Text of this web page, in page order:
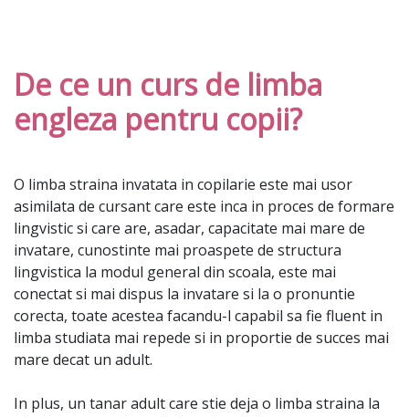
De ce un curs de limba
engleza pentru copii?
O limba straina invatata in copilarie este mai usor
asimilata de cursant care este inca in proces de formare
lingvistic si care are, asadar, capacitate mai mare de
invatare, cunostinte mai proaspete de structura
lingvistica la modul general din scoala, este mai
conectat si mai dispus la invatare si la o pronuntie
corecta, toate acestea facandu-l capabil sa fie fluent in
limba studiata mai repede si in proportie de succes mai
mare decat un adult.
In plus, un tanar adult care stie deja o limba straina la